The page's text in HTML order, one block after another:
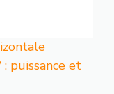
puissance et